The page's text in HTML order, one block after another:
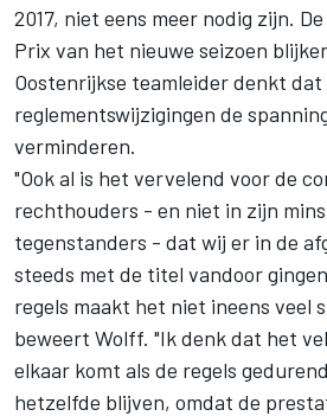
2017, niet eens meer nodig zijn.
Prix van het nieuwe seizoen
Oostenrijkse teamleider denkt dat
reglementswijzigingen de
verminderen.
"Ook al is het vervelend voor de
rechthouders - en niet in zijn
tegenstanders - dat wij er in de
steeds met de titel vandoor
regels maakt het niet ineens veel
beweert Wolff. "Ik denk dat het
elkaar komt als de regels
hetzelfde blijven, omdat de